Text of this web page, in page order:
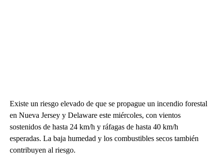
Existe un riesgo elevado de que se propague un incendio forestal
en Nueva Jersey y Delaware este miércoles, con vientos
sostenidos de hasta 24 km/h y ráfagas de hasta 40 km/h
esperadas. La baja humedad y los combustibles secos también
contribuyen al riesgo.